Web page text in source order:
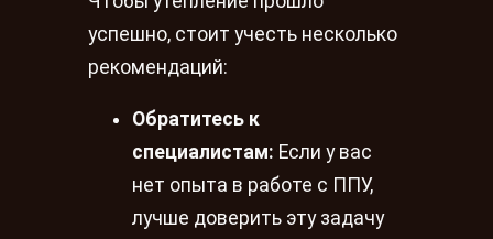
успешно, стоит учесть несколько
рекомендаций:
Обратитесь к
специалистам: Если у вас
нет опыта в работе с ППУ,
лучше доверить эту задачу